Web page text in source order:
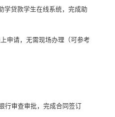
学贷款学生在线系统，完成助
申请，无需现场办理（可参考
行审查审批，完成合同签订